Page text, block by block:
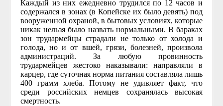
Каждый из них ежедневно трудился по 12 часов и
содержался в зонах (в Копейске их было девять) под
вооруженной охраной, в бытовых условиях, которые
никак нельзя было назвать нормальными. В бараках
зон трудармейцы страдали не только от холода и
голода, но и от вшей, грязи, болезней, произвола
администраций. За любую провинность
трудармейцев жестоко наказывали: направляли в
карцер, где суточная норма питания составляла лишь
400 грамм хлеба. Потому не удивляет факт, что
среди российских немцев сохранялась высокая
смертность.